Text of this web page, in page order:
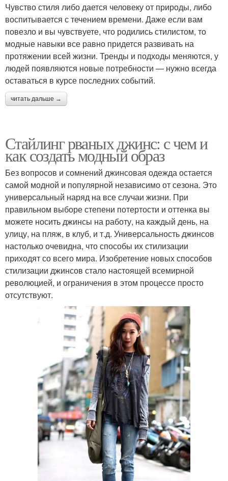
Чувство стиля либо дается человеку от природы, либо
воспитывается с течением времени. Даже если вам
повезло и вы чувствуете, что родились стилистом, то
модные навыки все равно придется развивать на
протяжении всей жизни. Тренды и подходы меняются, у
людей появляются новые потребности — нужно всегда
оставаться в курсе последних событий.
читать дальше →
Стайлинг рваных джинс: с чем и
как создать модный образ
Без вопросов и сомнений джинсовая одежда остается
самой модной и популярной независимо от сезона. Это
универсальный наряд на все случаи жизни. При
правильном выборе степени потертости и оттенка вы
можете носить джинсы на работу, на каждый день, на
улицу, на пляж, в клуб, и т.д. Универсальность джинсов
настолько очевидна, что способы их стилизации
приходят со всего мира. Изобретение новых способов
стилизации джинсов стало настоящей всемирной
революцией, и ограничения в этом процессе просто
отсутствуют.